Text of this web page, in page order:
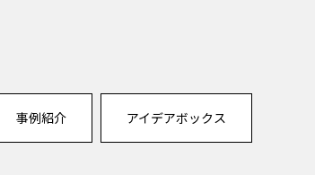
事例紹介 アイデアボックス